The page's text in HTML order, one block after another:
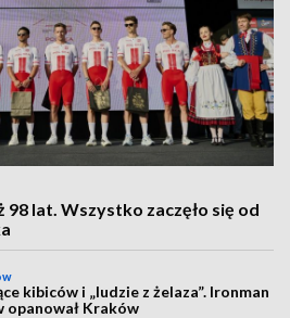
98 lat. Wszystko zaczęło się od
kibiców i „ludzie z żelaza”. Ironman
opanował Kraków